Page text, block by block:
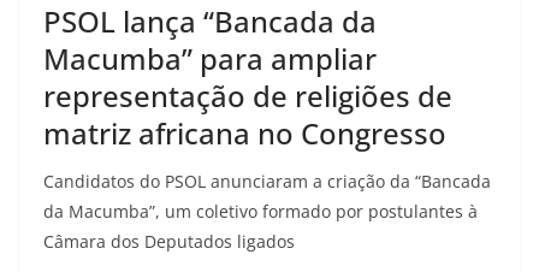
PSOL lança “Bancada da
Macumba” para ampliar
representação de religiões de
matriz africana no Congresso
Candidatos do PSOL anunciaram a criação da “Bancada
da Macumba”, um coletivo formado por postulantes à
Câmara dos Deputados ligados